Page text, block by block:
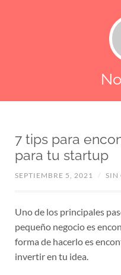
7 tips para
para tu startup
SEPTIEMBRE 5, 2021 / SIN
Uno de los principales
pequeño negocio es
forma de hacerlo es
invertir en tu idea.